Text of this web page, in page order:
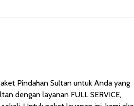
Pindahan Sultan untuk Anda yang
dengan layanan FULL SERVICE,